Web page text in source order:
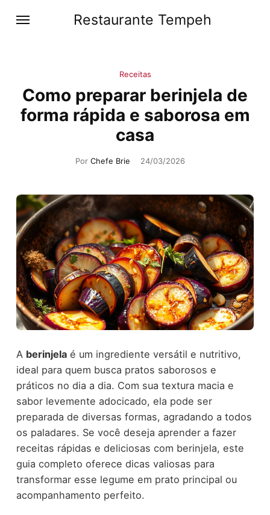
Restaurante Tempeh
Receitas
Como preparar berinjela de
forma rápida e saborosa em
casa
PorChefe Brie 24/03/2026
A berinjelaé um ingrediente versátil e nutritivo,
ideal para quem busca pratos saborosos e
práticos no dia a dia. Com sua textura macia e
sabor levemente adocicado, ela pode ser
preparada de diversas formas, agradando a todos
os paladares. Se você deseja aprender a fazer
receitas rápidas e deliciosas com berinjela, este
guia completo oferece dicas valiosas para
transformar esse legume em prato principal ou
acompanhamento perfeito.